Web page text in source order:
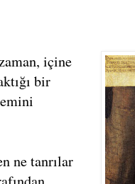
içine
bir
ne tanrılar